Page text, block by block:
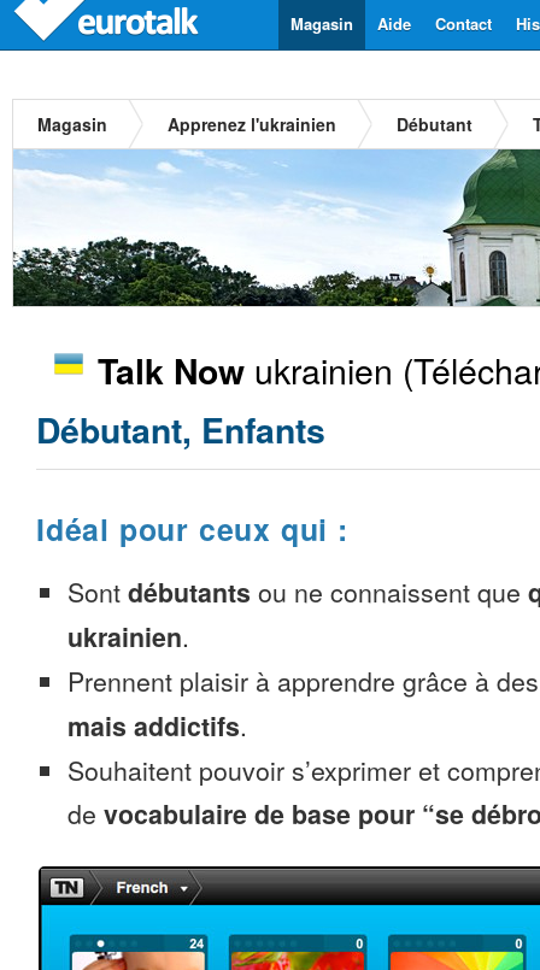
Contact
Aide
Magasin
Magasin Apprenez l'ukrainien Débutant
Talk Now ukrainien
Débutant, Enfants
Idéal pour ceux qui :
Sont débutants ou ne connaissent que
ukrainien.
Prennent plaisir à apprendre grâce à
mais addictifs.
Souhaitent pouvoir s’exprimer et
de vocabulaire de base pour “se